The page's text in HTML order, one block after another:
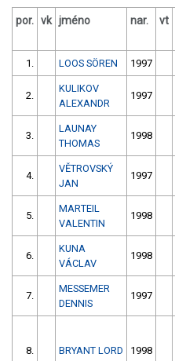
por. vk jméno nar. vt
1. LOOS SÖREN 1997
2.
KULIKOV
ALEXANDR
1997
3.
LAUNAY
THOMAS
1998
4.
VĚTROVSKÝ
JAN
1997
5.
MARTEIL
VALENTIN
1998
6.
KUNA
VÁCLAV
1998
7.
MESSEMER
DENNIS
1997
8. BRYANT LORD 1998